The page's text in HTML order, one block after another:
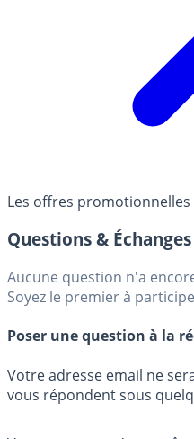
Les offres
Questions & Échanges
Aucune question n'a
Soyez le premier à
Poser une question à la
Votre adresse email ne
vous répondent sous